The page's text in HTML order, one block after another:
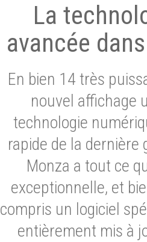
La
avancée
En bien 14 très
nouvel affichage
technologie
rapide de la dernière
Monza a tout ce
exceptionnelle, et
compris un logiciel
entièrement mis à